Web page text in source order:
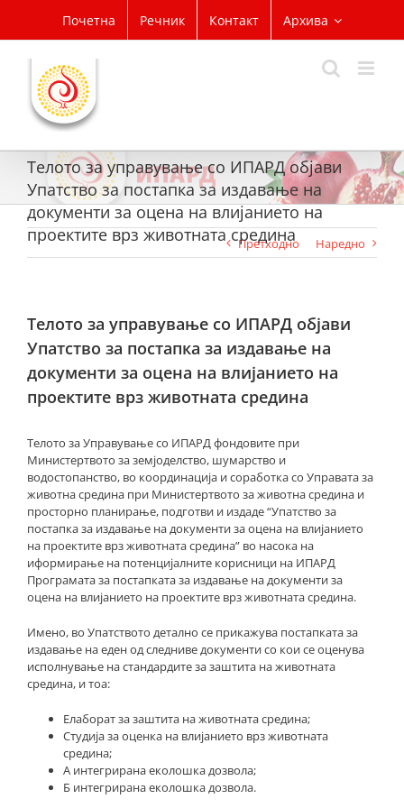
content
Почетна Речник Контакт Архива
Телото за управување со ИПАРД објави
Упатство за постапка за издавање на
документи за оцена на влијанието на
проектите врз животната средина
Претходно Наредно
Телото за управување со ИПАРД објави
Упатство за постапка за издавање на
документи за оцена на влијанието на
проектите врз животната средина
Телото за Управување со ИПАРД фондовите при
Министертвото за земјоделство, шумарство и
водостопанство, во координација и соработка со Управата за
животна средина при Министертвото за животна средина и
просторно планирање, подготви и издаде “Упатство за
постапка за издавање на документи за оцена на влијанието
на проектите врз животната средина” во насока на
иформирање на потенцијалните корисници на ИПАРД
Програмата за постапката за издавање на документи за
оцена на влијанието на проектите врз животната средина.
Имено, во Упатството детално се прикажува постапката за
издавање на еден од следниве документи со кои се оценува
исполнување на стандардите за заштита на животната
средина, и тоа:
Елаборат за заштита на животната средина;
Студија за оценка на влијанието врз животната
средина;
А интегрирана еколошка дозвола;
Б интегрирана еколошка дозвола.